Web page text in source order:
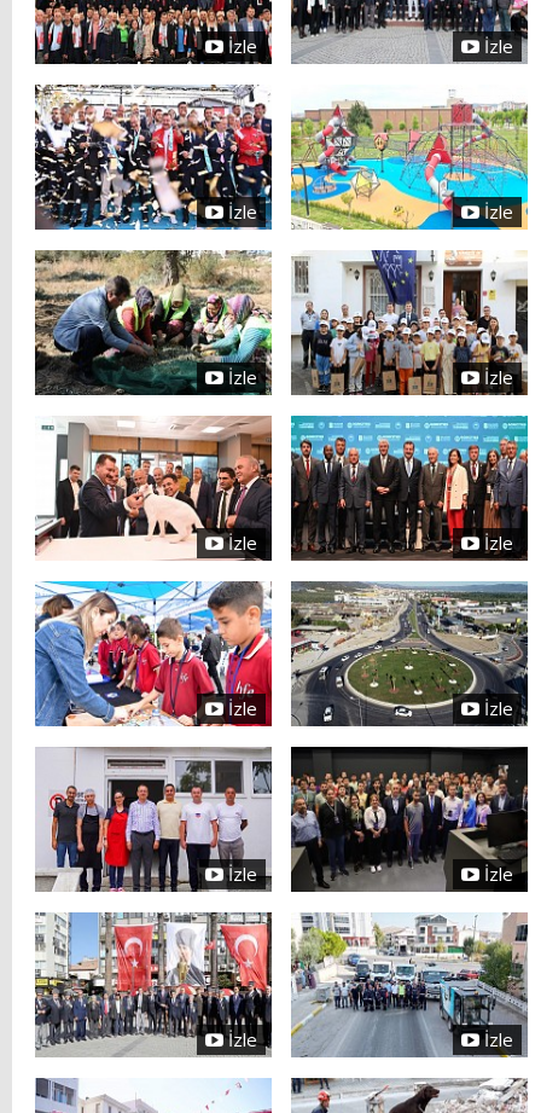
İzle İzle
İzle İzle
İzle İzle
İzle İzle
İzle İzle
İzle İzle
İzle İzle